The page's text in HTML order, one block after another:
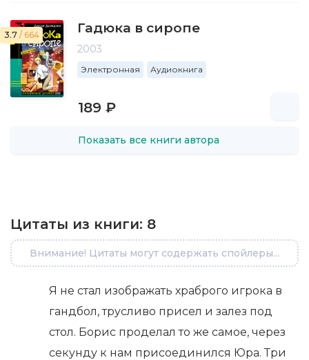
3.7 / 664 Гадюка в сиропе
2003
Электронная Аудиокнига
189 ₽
Показать все книги автора
Цитаты из книги: 8
Внимание! Цитаты могут содержать спойлеры...
Я не стал изображать храброго игрока в
гандбол, трусливо присел и залез под
стол. Борис проделал то же самое, через
секунду к нам присоединился Юра. Три